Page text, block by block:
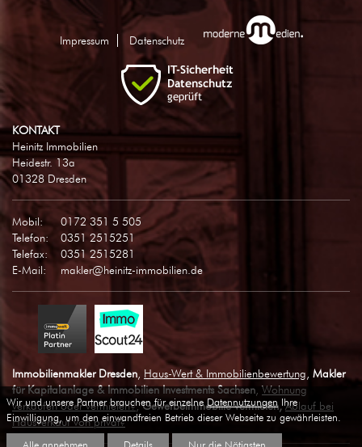
Impressum Datenschutz
KONTAKT
Heinitz Immobilien
Heidestr. 13a
01328 Dresden
Mobil:
0172 351 5 505
Telefon:
0351 2515251
Telefax:
0351 2515281
E-Mail:
makler@heinitz-immobilien.de
Immobilienmakler Dresden Haus-Wert & Immobilienbewertung Makler
für Kapitalanlage & Immobilien Investments Sachsen Wohnung
verkaufen oder vermieten?,Gewerbeimmobilie vermieten,Ablauf bei
Hausverkauf von privat?
Wir und unsere Partner brauchen für einzelneDatennutzungenIhre
Einwilligung, um den einwandfreien Betrieb dieser Webseite zu gewährleisten.